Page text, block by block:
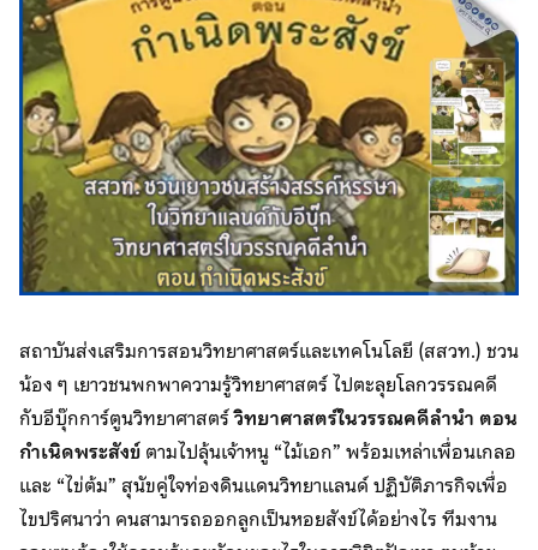
สถาบันส่งเสริมการสอนวิทยาศาสตร์และเทคโนโลยี (สสวท.) ชวน
น้อง ๆ เยาวชนพกพาความรู้วิทยาศาสตร์ ไปตะลุยโลกวรรณคดี
กับอีบุ๊กการ์ตูนวิทยาศาสตร์วิทยาศาสตร์ในวรรณคดีลำนำ ตอน
กำเนิดพระสังข์ตามไปลุ้นเจ้าหนู “ไม้เอก” พร้อมเหล่าเพื่อนเกลอ
และ “ไข่ต้ม” สุนัขคู่ใจท่องดินแดนวิทยาแลนด์ ปฏิบัติภารกิจเพื่อ
ไขปริศนาว่า คนสามารถออกลูกเป็นหอยสังข์ได้อย่างไร ทีมงาน